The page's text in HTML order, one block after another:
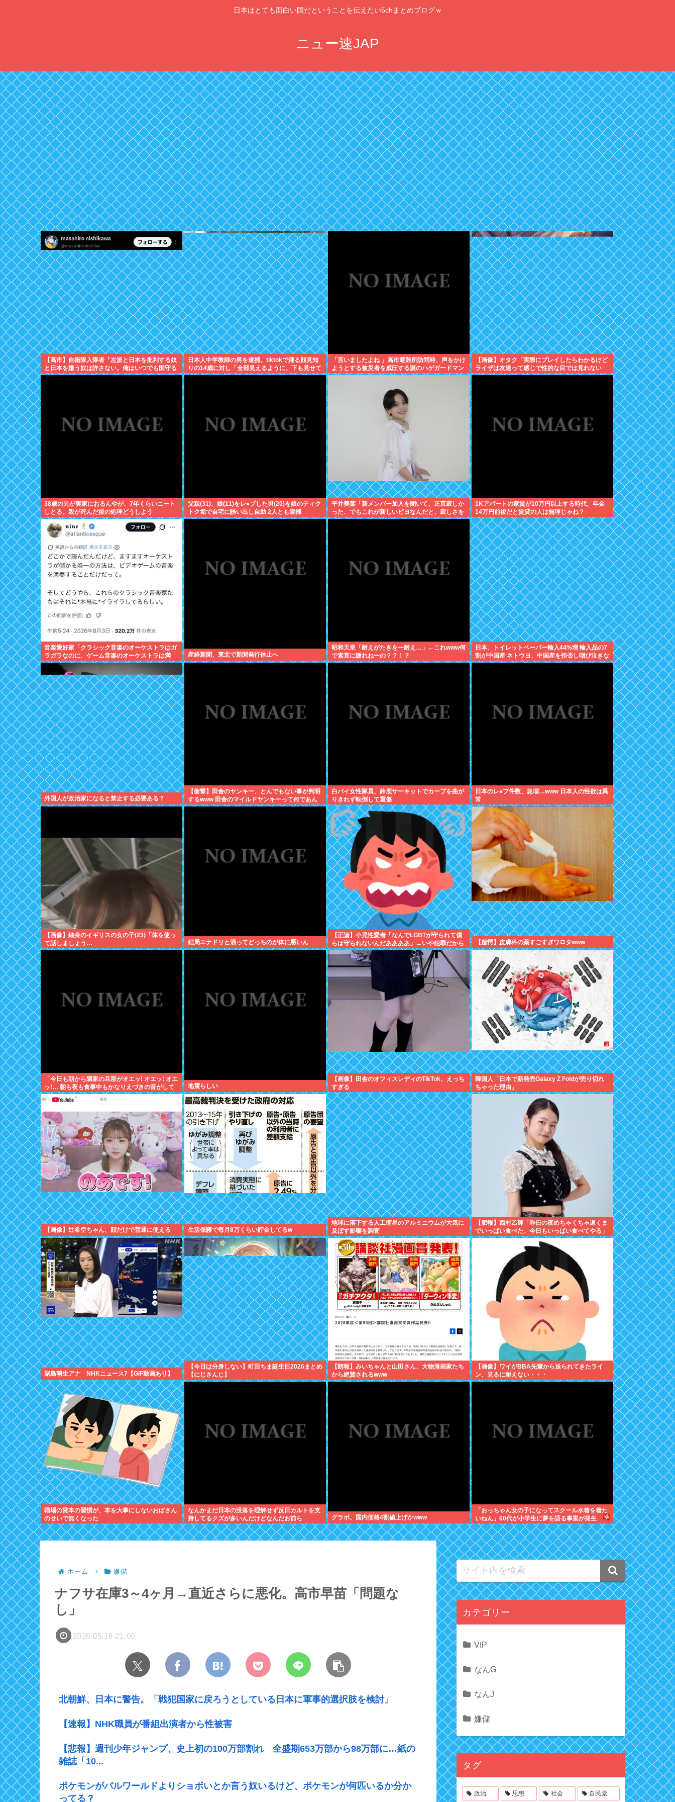
日本はとても面白い国だということを伝えたい5chまとめブログｗ
ニュー速JAP
【高市】自衛隊入隊者「左派と日本を批判する奴
と日本を嫌う奴は許さない。俺はいつでも国守る
為に命かける準備出来てんだわ」
日本人中学教師の男を逮捕。tiktokで踊る顔見知
りの14歳に対し「全部見えるように。下も見せて
いいねんで」とコメント
「言いましたよね 」高市避難所訪問時、声をかけ
ようとする被災者を威圧する謎のハゲガードマン
が発生
【画像】オタク「実際にプレイしたらわかるけど
ライザは友達って感じで性的な目では見れない
w」←これ
38歳の兄が実家におるんやが、7年くらいニート
しとる。親が死んだ後の処理どうしよう
父親(31)、娘(11)をレ●プした男(20)を娘のティク
トク垢で自宅に誘い出し自助 2人とも逮捕
平井美葉「新メンバー加入を聞いて、正直寂しか
った、でもこれが新しいビヨなんだと、寂しさを
受け止めるこ
1Kアパートの家賃が10万円以上する時代、年金
14万円前後だと賃貸の人は無理じゃね？
音楽愛好家「クラシック音楽のオーケストラはガ
ラガラなのに、ゲーム音楽のオーケストラは満
員…本当にイライラする」
産経新聞、東北で新聞発行休止へ
昭和天皇「耐えがたきをー耐え…」←これwww何
で素直に謝れねーの？？！？
日本、トイレットペーパー輸入44%増 輸入品の7
割が中国産 ネトウヨ、中国産を拒否し咽び泣きな
がら素手で尻を拭く
外国人が政治家になると禁止する必要ある？
【衝撃】田舎のヤンキー、とんでもない事が判明
するwww 田舎のマイルドヤンキーって何であん
なに金あるの？もしかして…
白バイ女性隊員、鈴鹿サーキットでカーブを曲が
りきれず転倒して重傷
日本のレ●プ件数、急増…www 日本人の性欲は異
常
【画像】細身のイギリスの女の子(23)「体を使っ
て話しましょう…
結局エナドリと酒ってどっちのが体に悪いん
【正論】小児性愛者「なんでLGBTが守られて僕
らは守られないんだああああ」←いや犯罪だから
やん
【超愕】皮膚科の薬すごすぎワロタwww
「今日も朝から隣家の旦那がオエッ! オエッ! オエ
ッ!… 朝も夜も食事中もかなりえづきの音がして
不愉快な1日が始まります…」
地震らしい
【画像】田舎のオフィスレディのTikTok、えっち
すぎる
韓国人「日本で新発売Galaxy Z Foldが売り切れ
ちゃった理由」
【画像】辻希空ちゃん、顔だけで普通に使える 生活保護で毎月8万くらい貯金してるw
地球に落下する人工衛星のアルミニウムが大気に
及ぼす影響を調査
【肥報】西村乙輝「昨日の夜めちゃくちゃ遅くま
でいっぱい食べた。今日もいっぱい食べてやる」
副島萌生アナ NHKニュース7【GIF動画あり】
【今日は分身しない】町田ちま誕生日2026まとめ
【にじさんじ】
【朗報】みいちゃんと山田さん、大物漫画家たち
から絶賛されるwww
【画像】ワイがBBA先輩から送られてきたライ
ン、見るに耐えない・・・
職場の貸本の習慣が、本を大事にしないおばさん
のせいで無くなった
なんかまだ日本の没落を理解せず反日カルトを支
持してるクズが多いんだけどなんだお前ら
グラボ、国内価格4割値上げかwww
「おっちゃん女の子になってスクール水着を着た
いねん」60代が小学生に夢を語る事案が発生
ホーム 嫌儲
ナフサ在庫3～4ヶ月→直近さらに悪化。高市早苗「問題な
し」
2026.05.18 21:00
北朝鮮、日本に警告。「戦犯国家に戻ろうとしている日本に軍事的選択肢を検討」
【速報】NHK職員が番組出演者から性被害
【悲報】週刊少年ジャンプ、史上初の100万部割れ 全盛期653万部から98万部に…紙の
雑誌「10...
ポケモンがパルワールドよりショボいとか言う奴いるけど、ポケモンが何匹いるか分か
ってる？
カテゴリー
VIP
なんG
なんJ
嫌儲
タグ
政治 思想 社会 自民党